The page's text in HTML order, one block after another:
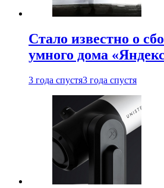
Стало известно о
умного дома
3 года спустя3 года спустя